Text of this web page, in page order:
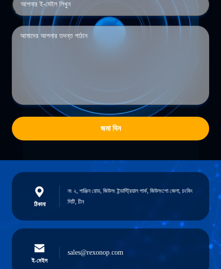
জমা দিন
ঠিকানা
নং ২, পাঞ্জিন রোড, জিউলং ইন্ডাস্ট্রিয়াল পার্ক, জিউলংপো জেলা, চংকিং
সিটি, চীন
ই-মেইল
sales@rexonop.com